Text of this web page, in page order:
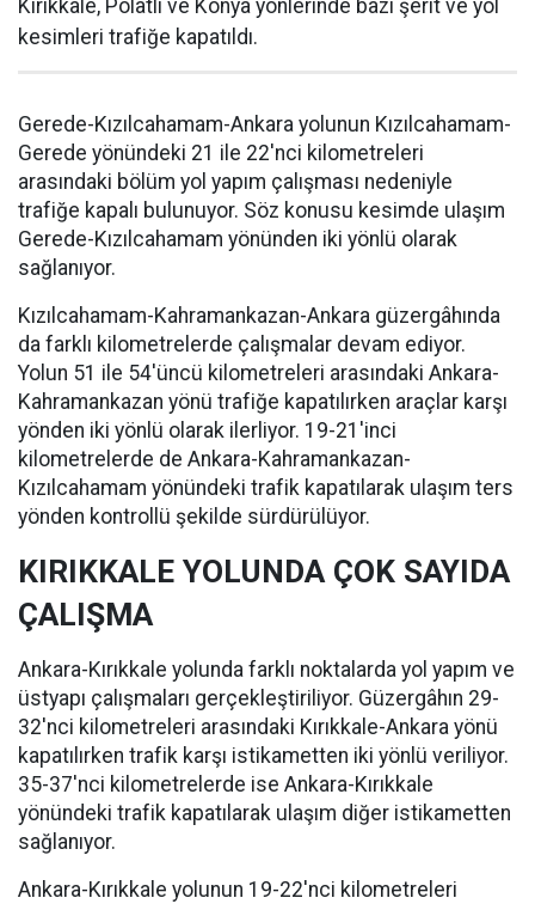
Kırıkkale, Polatlı ve Konya yönlerinde bazı şerit ve yol
kesimleri trafiğe kapatıldı.
Gerede-Kızılcahamam-Ankara yolunun Kızılcahamam-
Gerede yönündeki 21 ile 22'nci kilometreleri
arasındaki bölüm yol yapım çalışması nedeniyle
trafiğe kapalı bulunuyor. Söz konusu kesimde ulaşım
Gerede-Kızılcahamam yönünden iki yönlü olarak
sağlanıyor.
Kızılcahamam-Kahramankazan-Ankara güzergâhında
da farklı kilometrelerde çalışmalar devam ediyor.
Yolun 51 ile 54'üncü kilometreleri arasındaki Ankara-
Kahramankazan yönü trafiğe kapatılırken araçlar karşı
yönden iki yönlü olarak ilerliyor. 19-21'inci
kilometrelerde de Ankara-Kahramankazan-
Kızılcahamam yönündeki trafik kapatılarak ulaşım ters
yönden kontrollü şekilde sürdürülüyor.
KIRIKKALE YOLUNDA ÇOK SAYIDA
ÇALIŞMA
Ankara-Kırıkkale yolunda farklı noktalarda yol yapım ve
üstyapı çalışmaları gerçekleştiriliyor. Güzergâhın 29-
32'nci kilometreleri arasındaki Kırıkkale-Ankara yönü
kapatılırken trafik karşı istikametten iki yönlü veriliyor.
35-37'nci kilometrelerde ise Ankara-Kırıkkale
yönündeki trafik kapatılarak ulaşım diğer istikametten
sağlanıyor.
Ankara-Kırıkkale yolunun 19-22'nci kilometreleri